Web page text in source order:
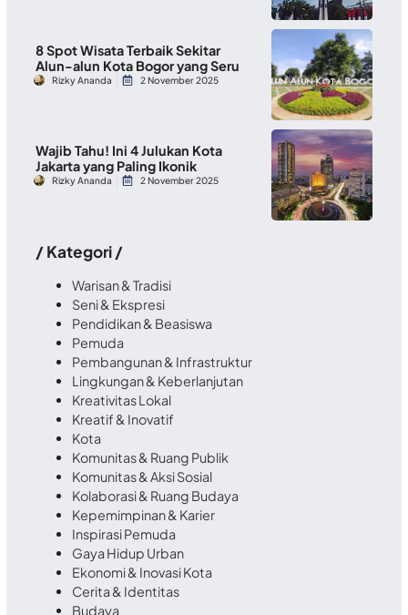
8 Spot Wisata Terbaik Sekitar
Alun-alun Kota Bogor yang Seru
Rizky Ananda 2 November 2025
Wajib Tahu! Ini 4 Julukan Kota
Jakarta yang Paling Ikonik
Rizky Ananda 2 November 2025
/ Kategori /
Warisan & Tradisi
Seni & Ekspresi
Pendidikan & Beasiswa
Pemuda
Pembangunan & Infrastruktur
Lingkungan & Keberlanjutan
Kreativitas Lokal
Kreatif & Inovatif
Kota
Komunitas & Ruang Publik
Komunitas & Aksi Sosial
Kolaborasi & Ruang Budaya
Kepemimpinan & Karier
Inspirasi Pemuda
Gaya Hidup Urban
Ekonomi & Inovasi Kota
Cerita & Identitas
Budaya